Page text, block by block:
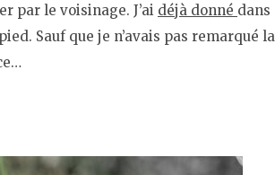
par le voisinage. J’ai déjà donné dans
Sauf que je n’avais pas remarqué la